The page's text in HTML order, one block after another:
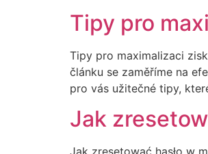
Tipy pro
Tipy pro maximalizaci
článku se zaměříme na
pro vás užitečné tipy,
Jak